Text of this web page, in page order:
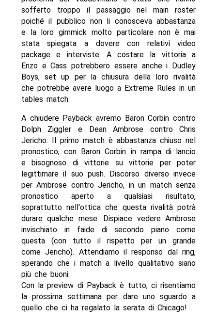
sofferto troppo il passaggio nel main roster
poiché il pubblico non li conosceva abbastanza
e la loro gimmick molto particolare non è mai
stata spiegata a dovere con relativi video
package e interviste. A costare la vittoria a
Enzo e Cass potrebbero essere anche i Dudley
Boys, set up per la chiusura della loro rivalità
che potrebbe avere luogo a Extreme Rules in un
tables match.
A chiudere Payback avremo Baron Corbin contro
Dolph Ziggler e Dean Ambrose contro Chris
Jericho. Il primo match è abbastanza chiuso nel
pronostico, con Baron Corbin in rampa di lancio
e bisognoso di vittorie su vittorie per poter
legittimare il suo push. Discorso diverso invece
per Ambrose contro Jericho, in un match senza
pronostico aperto a qualsiasi risultato,
soprattutto nell'ottica che questa rivalità potrà
durare qualche mese. Dispiace vedere Ambrose
invischiato in faide di secondo piano come
questa (con tutto il rispetto per un grande
come Jericho). Attendiamo il responso dal ring,
sperando che i match a livello qualitativo siano
più che buoni.
Con la preview di Payback è tutto, ci risentiamo
la prossima settimana per dare uno sguardo a
quello che ci ha regalato la serata di Chicago!